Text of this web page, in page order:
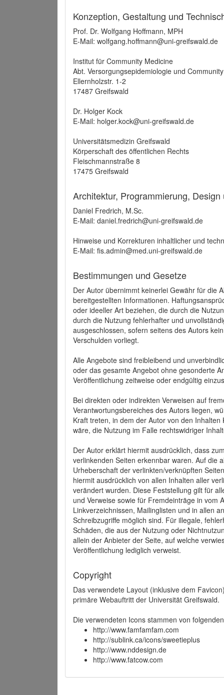
Konzeption, Gestaltung und
Prof. Dr. Wolfgang Hoffmann, MPH
E-Mail: wolfgang.hoffmann@uni-greifswald.de
Institut für Community Medicine
Abt. Versorgungsepidemiologie und
Ellernholzstr. 1-2
17487 Greifswald
Dr. Holger Kock
E-Mail: holger.kock@uni-greifswald.de
Universitätsmedizin Greifswald
Körperschaft des öffentlichen Rechts
Fleischmannstraße 8
17475 Greifswald
Architektur, Programmierung,
Daniel Fredrich, M.Sc.
E-Mail: daniel.fredrich@uni-greifswald.de
Hinweise und Korrekturen inhaltlicher und
E-Mail: fis.admin@med.uni-greifswald.de
Bestimmungen und Gesetze
Der Autor übernimmt keinerlei Gewähr für die
bereitgestellten Informationen.
oder ideeller Art beziehen, die durch die
durch die Nutzung fehlerhafter und
ausgeschlossen, sofern seitens des Autors
Verschulden vorliegt.
Alle Angebote sind freibleibend und
oder das gesamte Angebot ohne gesonderte
Veröffentlichung zeitweise oder endgültig
Bei direkten oder indirekten Verweisen auf
Verantwortungsbereiches des Autors liegen,
Kraft treten, in dem der Autor von den
wäre, die Nutzung im Falle rechtswidriger
Der Autor erklärt hiermit ausdrücklich, dass
verlinkenden Seiten erkennbar waren. Auf die
Urheberschaft der verlinkten/verknüpften
hiermit ausdrücklich von allen Inhalten aller
verändert wurden. Diese Feststellung gilt für
und Verweise sowie für Fremdeinträge in vom
Linkverzeichnissen, Mailinglisten und in allen
Schreibzugriffe möglich sind. Für illegale,
Schäden, die aus der Nutzung oder
allein der Anbieter der Seite, auf welche
Veröffentlichung lediglich verweist.
Copyright
Das verwendete Layout (inklusive dem
primäre Webauftritt der Universität Greifswald.
Die verwendeten Icons stammen von
http://www.famfamfam.com
http://sublink.ca/icons/sweetieplus
http://www.nddesign.de
http://www.fatcow.com